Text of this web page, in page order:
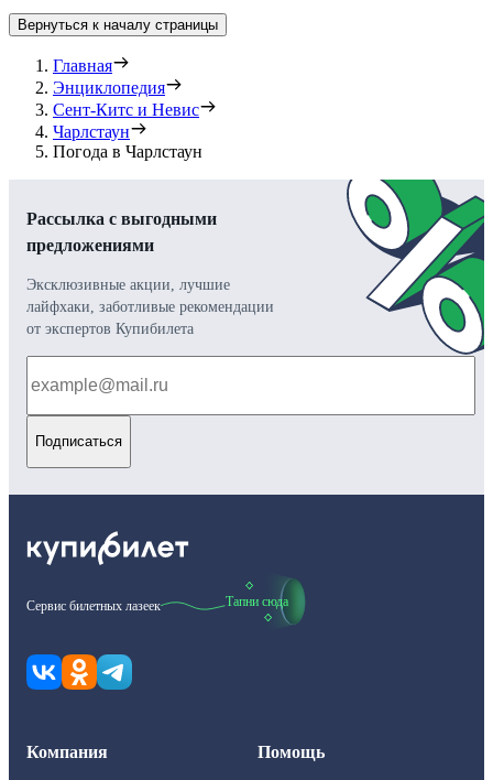
Вернуться к началу страницы
Главная
Энциклопедия
Сент-Китс и Невис
Чарлстаун
Погода в Чарлстаун
Рассылка с выгодными
предложениями
Эксклюзивные акции, лучшие
лайфхаки, заботливые рекомендации
от экспертов Купибилета
Подписаться
Сервис билетных лазеек Тапни сюда
Компания Помощь